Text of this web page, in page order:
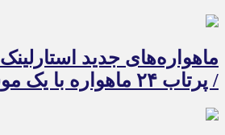
ماهواره‌های جدید
/ پرتاب ۲۴ ماهواره با یک موشک